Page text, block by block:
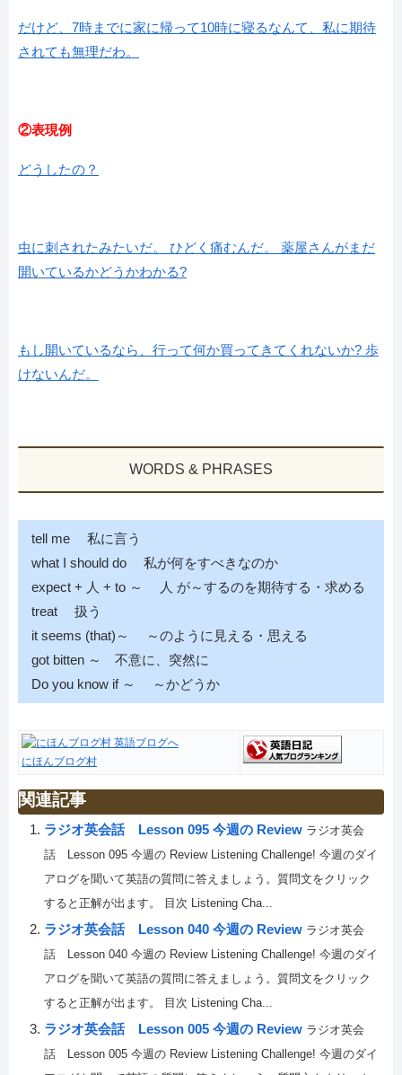
だけど、7時までに家に帰って10時に寝るなんて、私に期待
されても無理だわ。
②表現例
どうしたの？
虫に刺されたみたいだ。 ひどく痛むんだ。 薬屋さんがまだ
開いているかどうかわかる?
もし開いているなら、行って何か買ってきてくれないか? 歩
けないんだ。
WORDS & PHRASES
tell me 私に言う
what I should do 私が何をすべきなのか
expect + 人 + to ～ 人 が～するのを期待する・求める
treat 扱う
it seems (that)～ ～のように見える・思える
got bitten ～ 不意に、突然に
Do you know if ～ ～かどうか
にほんブログ村
関連記事
ラジオ英会話 Lesson 095 今週の Review ラジオ英会
話 Lesson 095 今週の Review Listening Challenge! 今週のダイ
アログを聞いて英語の質問に答えましょう。質問文をクリック
すると正解が出ます。 目次 Listening Cha...
ラジオ英会話 Lesson 040 今週の Review ラジオ英会
話 Lesson 040 今週の Review Listening Challenge! 今週のダイ
アログを聞いて英語の質問に答えましょう。質問文をクリック
すると正解が出ます。 目次 Listening Cha...
ラジオ英会話 Lesson 005 今週の Review ラジオ英会
話 Lesson 005 今週の Review Listening Challenge! 今週のダイ